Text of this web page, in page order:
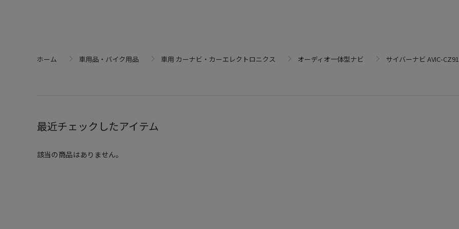
ホーム 車用品・バイク用品 車用 カーナビ・カーエレクトロニクス オーディオ一体型ナビ サイバーナビ AVIC-
最近チェックしたアイテム
該当の商品はありません。